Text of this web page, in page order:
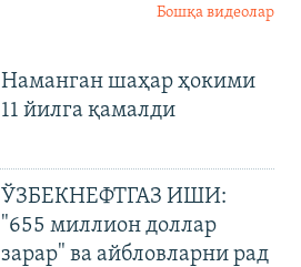
Бошқа видеолар
Наманган шаҳар ҳокими
11 йилга қамалди
ЎЗБЕКНЕФТГАЗ ИШИ:
"655 миллион доллар
зарар" ва айбловларни рад